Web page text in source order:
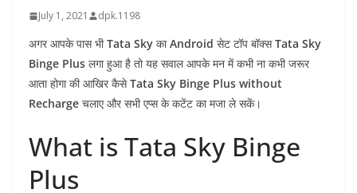
July 1, 2021 dpk.1198
अगर आपके पास भीTata Sky काAndroid सेट टॉप बॉक्सTata Sky
Binge Plus लगा हुआ है तो यह सवाल आपके मन में कभी ना कभी जरूर
आता होगा की आखिर कैसेTata Sky Binge Plus without
Recharge चलाए और सभी एप्स के कटेंट का मजा ले सकें।
What is Tata Sky Binge
Plus